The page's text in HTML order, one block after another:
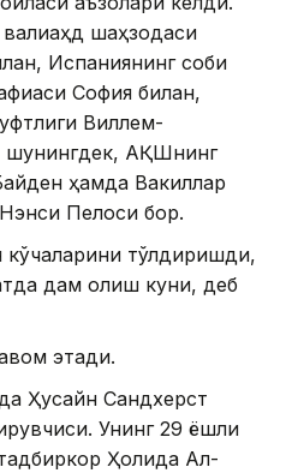
шаҳзодаси
Испаниянинг собиқ
София билан,
Виллем-
шунингдек, АҚШнинг
ҳамда Вакиллар
Нэнси Пелоси бор.
тўлдиришди,
дам олиш куни, деб
этади.
Ҳусайн Сандхерст
Унинг 29 ёшли
Ҳолида Ал-